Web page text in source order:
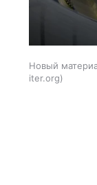
Новый
iter.org